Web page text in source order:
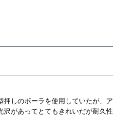
しのボーラを使用していたが、
があってとてもきれいだが耐久